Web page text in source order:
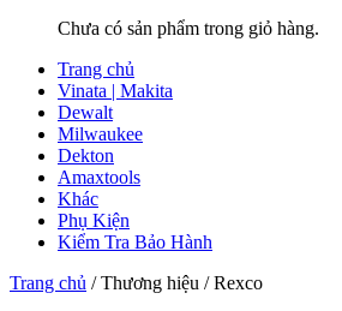
Chưa có sản phẩm trong giỏ hàng.
Trang chủ
Vinata | Makita
Dewalt
Milwaukee
Dekton
Amaxtools
Khác
Phụ Kiện
Kiểm Tra Bảo Hành
Trang chủ /Thương hiệu /Rexco